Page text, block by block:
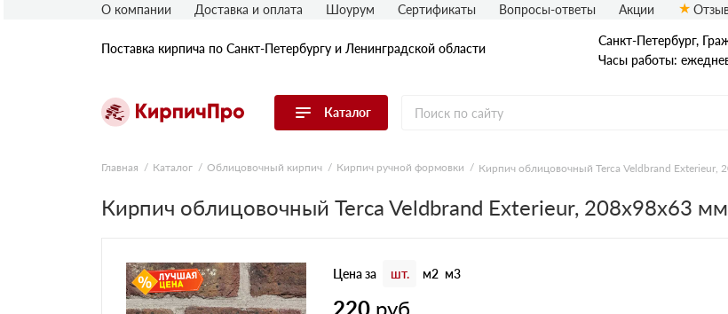
Поставка кирпича по Санкт-Петербургу и Ленинградской области
Санкт-Петербург,
Часы работы:
Каталог
Перейти в каталог
Строительный (рядовой) кирпич
блок
Фасадная плитка, камень, декор
Печной кирпич
Рядовой кирпич
Полнотелый
О компании Доставка и оплата Шоурум Сертификаты Вопросы-ответы Акции
Главная Каталог Облицовочный кирпич Кирпич ручной формовки Кирпич облицовочный Terca Veldbrand Exterieur,
Кирпич облицовочный Terca Veldbrand Exterieur, 208х98х63 мм
Цена за шт. м2 м3
220 руб